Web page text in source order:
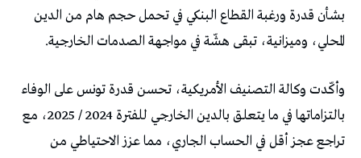
بشأن قدرة ورغبة القطاع البنكي في تحمل حجم هام من الدين
المحلي، وميزانية، تبقى هشّة في مواجهة الصدمات الخارجية.
وأكّدت وكالة التصنيف الأمريكية، تحسن قدرة تونس على الوفاء
بالتزاماتها في ما يتعلق بالدين الخارجي للفترة 2024 / 2025، مع
تراجع عجز أقل في الحساب الجاري، مما عزز الاحتياطي من